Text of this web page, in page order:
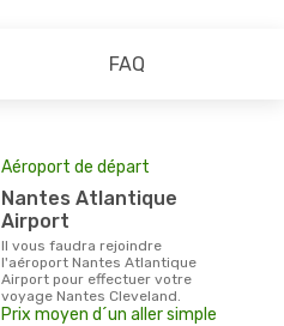
FAQ
Aéroport de départ
Nantes Atlantique
Airport
Il vous faudra rejoindre
l'aéroport Nantes Atlantique
Airport pour effectuer votre
voyage Nantes Cleveland.
Prix moyen d´un aller simple